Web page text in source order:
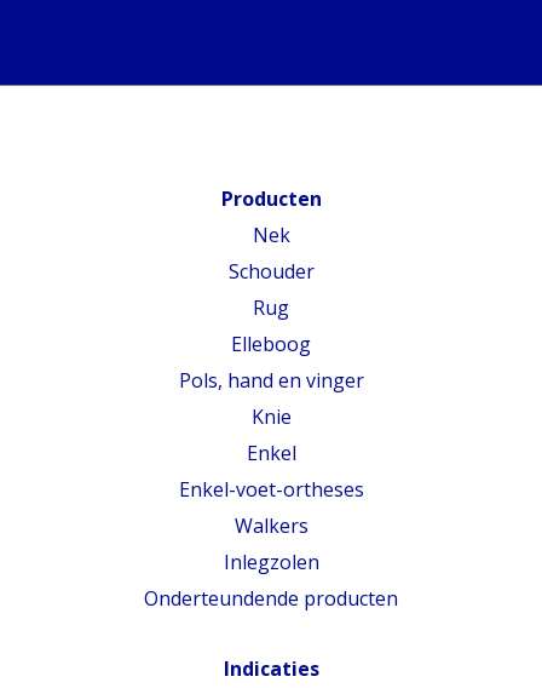
Producten
Nek
Schouder
Rug
Elleboog
Pols, hand en vinger
Knie
Enkel
Enkel-voet-ortheses
Walkers
Inlegzolen
Onderteundende producten
Indicaties